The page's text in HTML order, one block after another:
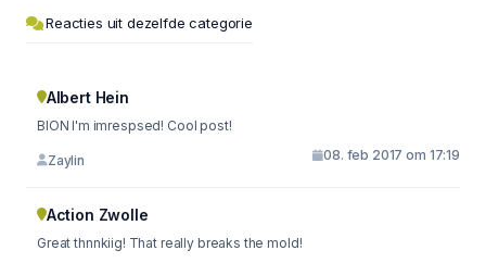
Reacties uit dezelfde categorie
Albert Hein
BION I'm imrespsed! Cool post!
Zaylin 08. feb 2017 om 17:19
Action Zwolle
Great thnnkiig! That really breaks the mold!